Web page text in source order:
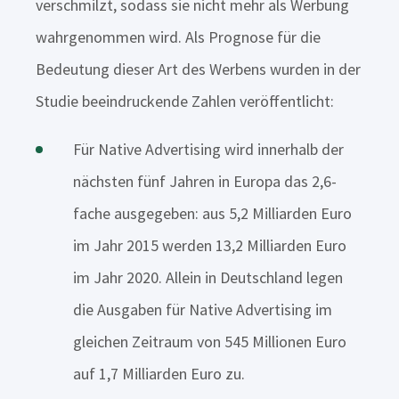
verschmilzt, sodass sie nicht mehr als Werbung
wahrgenommen wird. Als Prognose für die
Bedeutung dieser Art des Werbens wurden in der
Studie beeindruckende Zahlen veröffentlicht:
Für Native Advertising wird innerhalb der
nächsten fünf Jahren in Europa das 2,6-
fache ausgegeben: aus 5,2 Milliarden Euro
im Jahr 2015 werden 13,2 Milliarden Euro
im Jahr 2020. Allein in Deutschland legen
die Ausgaben für Native Advertising im
gleichen Zeitraum von 545 Millionen Euro
auf 1,7 Milliarden Euro zu.